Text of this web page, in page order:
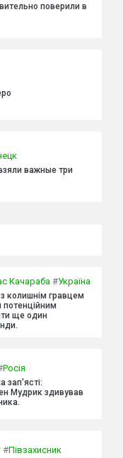
поверили в
важные три
Качараба #Україна
колишнім гравцем
ще один
Росія
зап'ясті:
Мудрик здивував
#Півзахисник